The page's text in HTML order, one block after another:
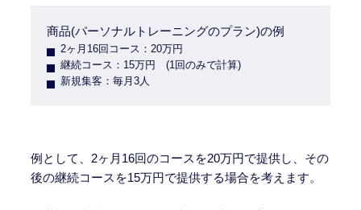
商品(パーソナルトレーニングのプラン)の例
2ヶ月16回コース：20万円
継続コース：15万円 (1回のみで計算)
新規集客：毎月3人
例として、2ヶ月16回のコースを20万円で提供し、その
後の継続コースを15万円で提供する場合を考えます。